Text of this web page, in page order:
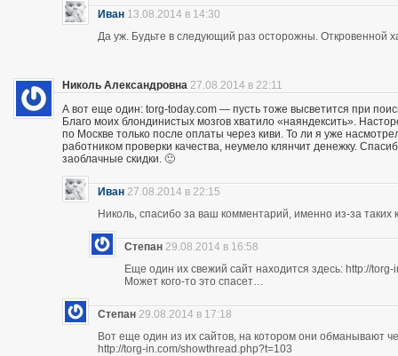
Иван 13.08.2014 в 14:30
Да уж. Будьте в следующий раз осторожны. Откровенной
Николь Александровна 27.08.2014 в 22:11
А вот еще один: torg-today.com — пусть тоже высветится при
Благо моих блондинистых мозгов хватило «наяндексить».
по Москве только после оплаты через киви. То ли я уже
работником проверки качества, неумело клянчит денежку.
заоблачные скидки. 🙂
Иван 27.08.2014 в 22:15
Николь, спасибо за ваш комментарий, именно из-за
Степан 29.08.2014 в 16:58
Еще один их свежий сайт находится здесь: http://
Может кого-то это спасет…
Степан 29.08.2014 в 17:18
Вот еще один из их сайтов, на котором они обманывают
http://torg-in.com/showthread.php?t=103